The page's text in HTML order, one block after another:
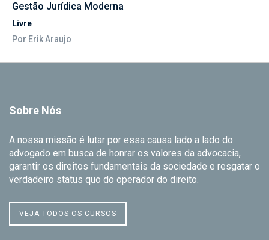
Gestão Jurídica Moderna
Livre
Por Erik Araujo
Sobre Nós
A nossa missão é lutar por essa causa lado a lado do
advogado em busca de honrar os valores da advocacia,
garantir os direitos fundamentais da sociedade e resgatar o
verdadeiro status quo do operador do direito.
VEJA TODOS OS CURSOS